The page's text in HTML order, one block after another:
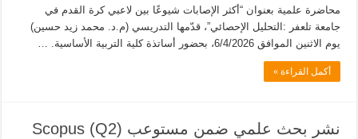
محاضرة علمية بعنوان “أكثر الإصابات شيوعًا بين لاعبي كرة القدم في
جامعة تلعفر :التحليل الإحصائي”، قدّمها التدريسي (م.د. محمد زيد حسين)
يوم الاثنين الموافق 6/4/2026، بحضور أساتذة كلية التربية الأساسية. …
أكمل القراءة »
نشر بحث علمي ضمن مستوعب Scopus (Q2)